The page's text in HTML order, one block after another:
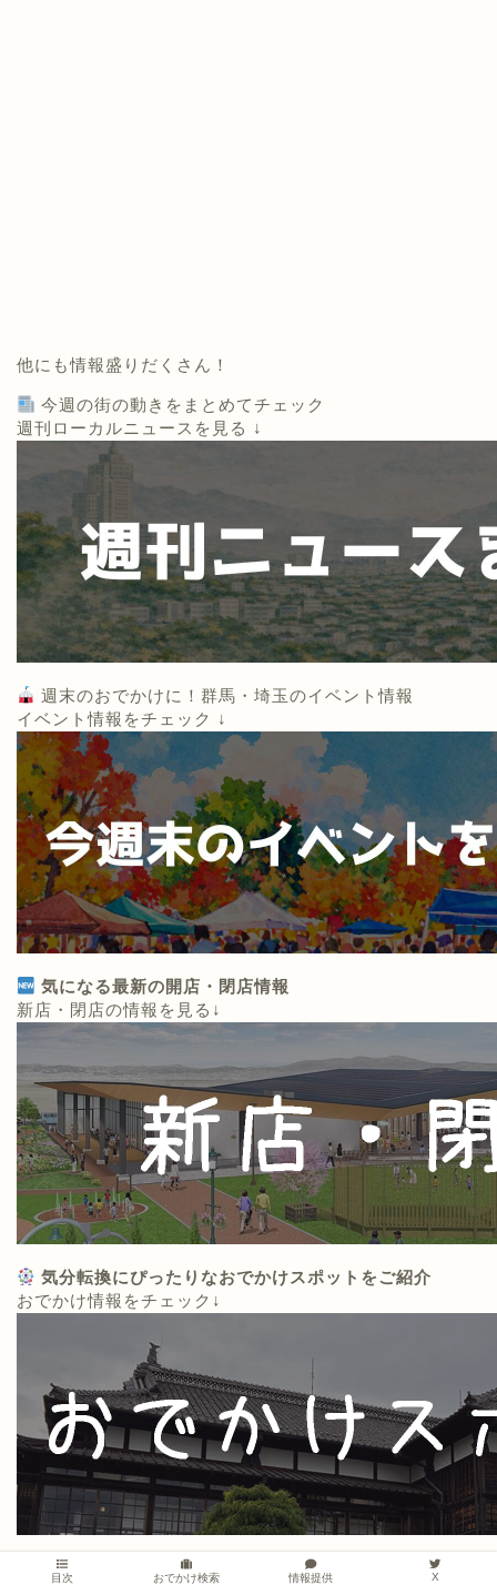
他にも情報盛りだくさん！
今週の街の動きをまとめてチェック
週刊ローカルニュースを見る ↓
週末のおでかけに！群馬・埼玉のイベント情報
イベント情報をチェック ↓
気になる最新の開店・閉店情報
新店・閉店の情報を見る↓
気分転換にぴったりなおでかけスポットをご紹介
おでかけ情報をチェック↓
「今日は何食べよう？」地元で人気＆実際に訪れたグ
目次 おでかけ検索 情報提供 X